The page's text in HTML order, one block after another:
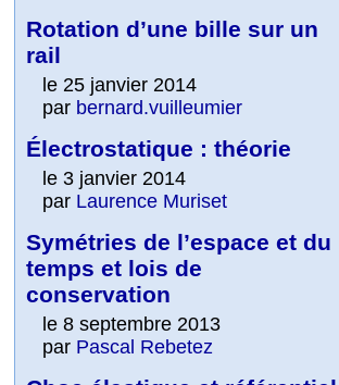
Rotation d’une bille sur un
rail
le 25 janvier 2014
par bernard.vuilleumier
Électrostatique : théorie
le 3 janvier 2014
par Laurence Muriset
Symétries de l’espace et du
temps et lois de
conservation
le 8 septembre 2013
par Pascal Rebetez